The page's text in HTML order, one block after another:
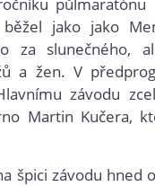
jako jako
za slunečného,
a žen. V
závodu
Martin Kučera,
špici závodu hned